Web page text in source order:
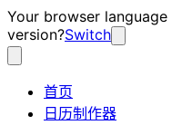
Your browser
version?Switch
首页
日历制作器